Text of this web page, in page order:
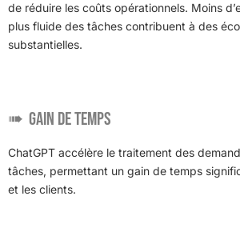
de réduire les coûts opérationnels. Moins
plus fluide des tâches contribuent à des
substantielles.
Gain de temps
ChatGPT accélère le traitement des
tâches, permettant un gain de temps
et les clients.